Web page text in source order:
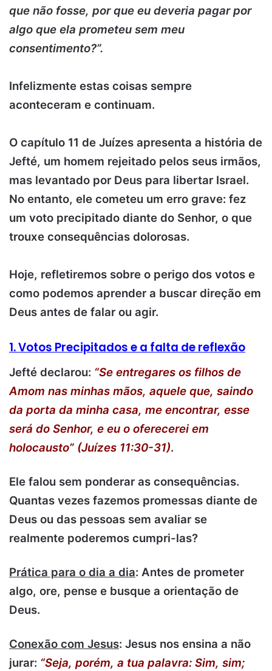
que não fosse, por que eu deveria pagar por
algo que ela prometeu sem meu
consentimento?”.
Infelizmente estas coisas sempre
aconteceram e continuam.
O capítulo 11 de Juízes apresenta a história de
Jefté, um homem rejeitado pelos seus irmãos,
mas levantado por Deus para libertar Israel.
No entanto, ele cometeu um erro grave: fez
um voto precipitado diante do Senhor, o que
trouxe consequências dolorosas.
Hoje, refletiremos sobre o perigo dos votos e
como podemos aprender a buscar direção em
Deus antes de falar ou agir.
1. Votos Precipitados e a falta de reflexão
Jefté declarou: “Se entregares os filhos de
Amom nas minhas mãos, aquele que, saindo
da porta da minha casa, me encontrar, esse
será do Senhor, e eu o oferecerei em
holocausto” (Juízes 11:30-31).
Ele falou sem ponderar as consequências.
Quantas vezes fazemos promessas diante de
Deus ou das pessoas sem avaliar se
realmente poderemos cumpri-las?
Prática para o dia a dia: Antes de prometer
algo, ore, pense e busque a orientação de
Deus.
Conexão com Jesus: Jesus nos ensina a não
jurar: “Seja, porém, a tua palavra: Sim, sim;